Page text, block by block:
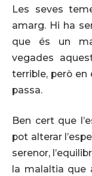
Les seves
amarg. Hi ha
que és un
vegades
terrible, però en
passa.
Ben cert que
pot alterar
serenor,
la malaltia que